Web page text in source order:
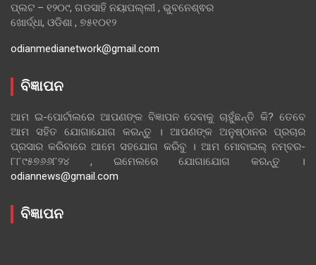
ପ୍ଲଟ – ୧୨୦୯, ଗଡସାହି ନୟାପଲ୍ଲୀ , ଭୁବନେଶ୍ଵର
ଖୋର୍ଦ୍ଧା, ଓଡିଶା , ୭୫୧୦୧୨
odianmedianetwork@gmail.com
ବିଜ୍ଞାପନ
ଆମ ଇ-ପୋର୍ଟାଲରେ ଆପଣଙ୍କ ବିଜ୍ଞାପନ ଦେବାକୁ ଚାହୁଁଛନ୍ତି କି? ତେବେ
ଆମ ସହିତ ଯୋଗାଯୋଗ କରନ୍ତୁ । ଆପଣଙ୍କ ଅନୁଷ୍ଠାନର ପ୍ରଚାର
ପ୍ରସାର କରିବାରେ ଆମେ ସହଯୋଗ କରିବୁ । ଆମ ମୋବାଇଲ୍ ନମ୍ବର-
୮୮୯୫୭୬୬୮୨୪ , ଇମେଲରେ ଯୋଗାଯୋଗ କରନ୍ତୁ ।
odiannews@gmail.com
ବିଜ୍ଞାପନ